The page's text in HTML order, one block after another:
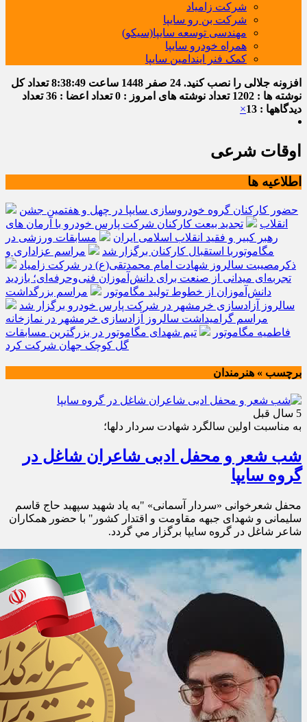
شرکت زامیاد
شرکت بن رو سایپا
مهندسی توسعه سایپا(سیکو)
همراه خودرو سایپا
کمک فنر ایندامین سایپا
افزونه جلالی را نصب کنید. 24 صفر 1448 ساعت 8:38:49تعداد کل
نوشته ها : 1202
تعداد نوشته های امروز : 0 تعداد اعضا : 36
تعداد
دیدگاهها : 13
×
اوقات شرعی
اطلاعیه ها
حضور کارکنان گروه خودروسازی سایپا در چهل و هفتمین جشن
انقلاب
تجدید بیعت کارکنان شرکت پارس خودرو با آرمان های
رهبر کبیر و فقید انقلاب اسلامی ایران
مسابقات ورزشی در
مگاموتوربا استقبال کارکنان برگزار شد
مراسم عزاداری و
ذکرمصیبت سالروز شهادت امام محمدتقی(ع) در شرکت زامیاد
تجربه‌ای میدانی از صنعت برای دانش‌آموزان فنی‌وحرفه‌ای؛ بازدید
دانش‌آموزان از خطوط تولید مگاموتور
مراسم بزرگداشت
سالروز آزادسازی خرمشهر در شرکت پارس خودرو برگزار شد
مراسم گرامیداشت سالروز آزادسازی خرمشهر در نمازخانه
فاطمیه مگاموتور
تیم شهدای مگاموتور در بزرگترین مسابقات
گل کوچک جهان شرکت کرد
برچسب » هنرمندان
5 سال قبل
به مناسبت اولين سالگرد شهادت سردار دلها؛
شب شعر و محفل ادبی شاعران شاغل در
گروه سایپا
محفل شعرخوانی «سردار آسمانی» "به یاد شهید سپهبد حاج قاسم
سلیمانی و شهدای جبهه مقاومت و اقتدار کشور" با حضور همکاران
شاعر شاغل در گروه سایپا برگزار مي گردد.